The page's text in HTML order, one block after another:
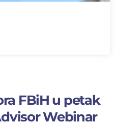
FBiH u petak
Webinar